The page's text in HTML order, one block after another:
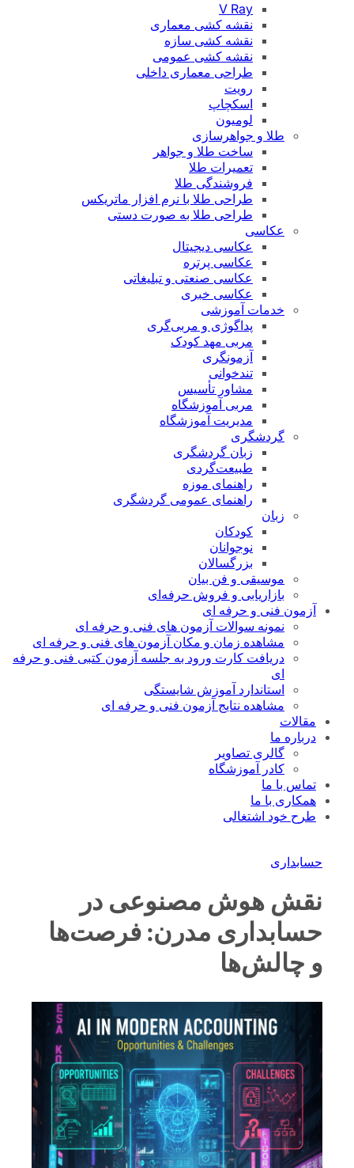
V Ray
نقشه کشی معماری
نقشه کشی سازه
نقشه کشی عمومی
طراحی معماری داخلی
رویت
اسکچاپ
لومیون
طلا و جواهرسازی
ساخت طلا و جواهر
تعمیرات طلا
فروشندگی طلا
طراحی طلا با نرم افزار ماتریکس
طراحی طلا به صورت دستی
عکاسی
عکاسی دیجیتال
عکاسی پرتره
عکاسی صنعتی و تبلیغاتی
عکاسی خبری
خدمات آموزشی
پداگوژی و مربی‌گری
مربی مهد کودک
آزمونگری
تندخوانی
مشاور تأسیس
مربی آموزشگاه
مدیریت آموزشگاه
گردشگری
زبان گردشگری
طبیعت‌گردی
راهنمای موزه
راهنمای عمومی گردشگری
زبان
کودکان
نوجوانان
بزرگسالان
موسیقی و فن بیان
بازاریابی و فروش حرفه‌ای
آزمون فنی و حرفه ای
نمونه سوالات آزمون های فنی و حرفه ای
مشاهده زمان و مکان آزمون های فنی و حرفه ای
دریافت کارت ورود به جلسه آزمون کتبی فنی و حرفه
ای
استاندارد آموزش شایستگی
مشاهده نتایج آزمون فنی و حرفه ای
مقالات
درباره ما
گالری تصاویر
کادر آموزشگاه
تماس با ما
همکاری با ما
طرح خود اشتغالی
حسابداری
نقش هوش مصنوعی در
حسابداری مدرن: فرصت‌ها
و چالش‌ها